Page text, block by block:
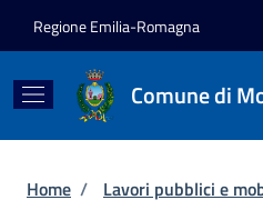
Regione Emilia-Romagna
Comune di
Briciole di pane
Home / Lavori pubblici e